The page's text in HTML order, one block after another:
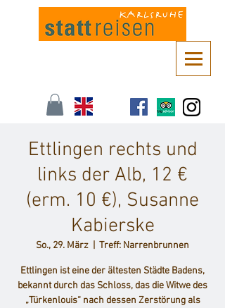
Ettlingen rechts und
links der Alb, 12 €
(erm. 10 €), Susanne
Kabierske
So., 29. März Treff: Narrenbrunnen
Ettlingen ist eine der ältesten Städte Badens,
bekannt durch das Schloss, das die Witwe des
„Türkenlouis“ nach dessen Zerstörung als